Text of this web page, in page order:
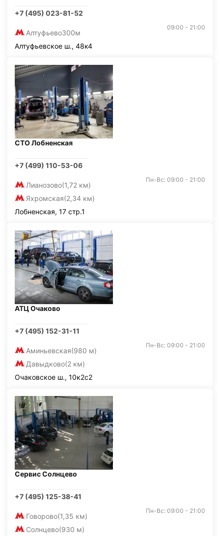
+7 (495) 023-81-52
Алтуфьево300м
09:00 - 21:00
Алтуфьевское ш., 48к4
СТО Лобненская
+7 (499) 110-53-06
Лианозово(1,72 км)
Яхромская(2,34 км)
Пн-Вс: 09:00 - 21:00
Лобненская, 17 стр.1
АТЦ Очаково
+7 (495) 152-31-11
Аминьевская(980 м)
Давыдково(2 км)
Пн-Вс: 09:00 - 21:00
Очаковское ш., 10к2с2
Сервис Солнцево
+7 (495) 125-38-41
Говорово(1,35 км)
Солнцево(930 м)
Пн-Вс: 09:00 - 21:00